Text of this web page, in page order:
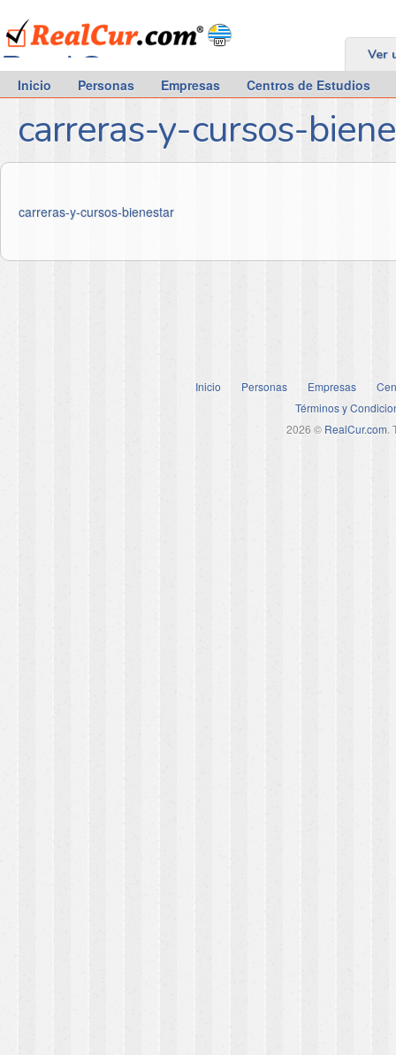
RealCur.com Ver
Inicio Personas Empresas Centros de Estudios
carreras-y-cursos-
carreras-y-cursos-bienestar
Inicio Personas Empresas
Términos y
2026 © RealCur.com.